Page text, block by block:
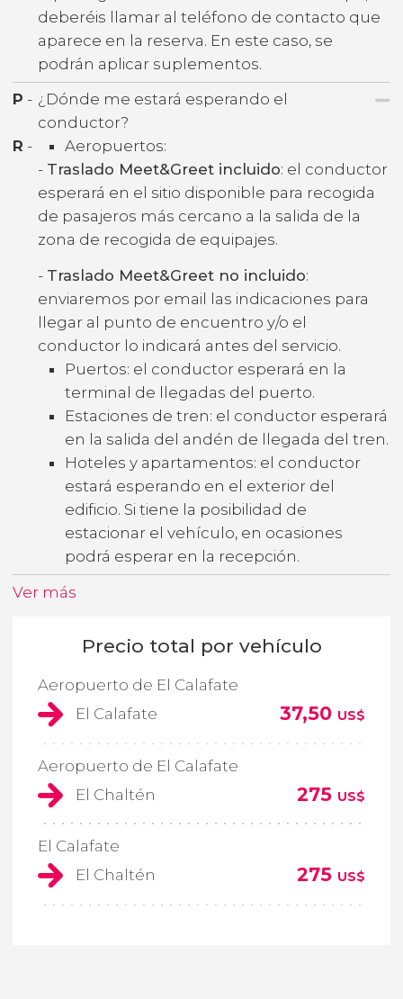
deberéis llamar al teléfono de contacto que
aparece en la reserva. En este caso, se
podrán aplicar suplementos.
P - ¿Dónde me estará esperando el
conductor?
R -
Aeropuertos:
- Traslado Meet&Greet incluido: el conductor
esperará en el sitio disponible para recogida
de pasajeros más cercano a la salida de la
zona de recogida de equipajes.
- Traslado Meet&Greet no incluido:
enviaremos por email las indicaciones para
llegar al punto de encuentro y/o el
conductor lo indicará antes del servicio.
Puertos: el conductor esperará en la
terminal de llegadas del puerto.
Estaciones de tren: el conductor esperará
en la salida del andén de llegada del tren.
Hoteles y apartamentos: el conductor
estará esperando en el exterior del
edificio. Si tiene la posibilidad de
estacionar el vehículo, en ocasiones
podrá esperar en la recepción.
Ver más
Precio total por vehículo
Aeropuerto de El Calafate
El Calafate
37,50 US$
Aeropuerto de El Calafate
El Chaltén
275 US$
El Calafate
El Chaltén
275 US$